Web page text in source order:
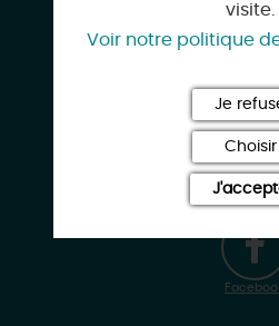
visite.
Voir notre politique
Je
Choisir